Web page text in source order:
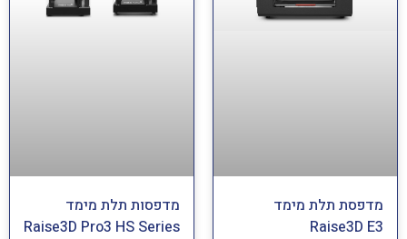
מדפסת תלת מימד
Raise3D E3
מדפסות תלת מימד
Raise3D Pro3 HS Series